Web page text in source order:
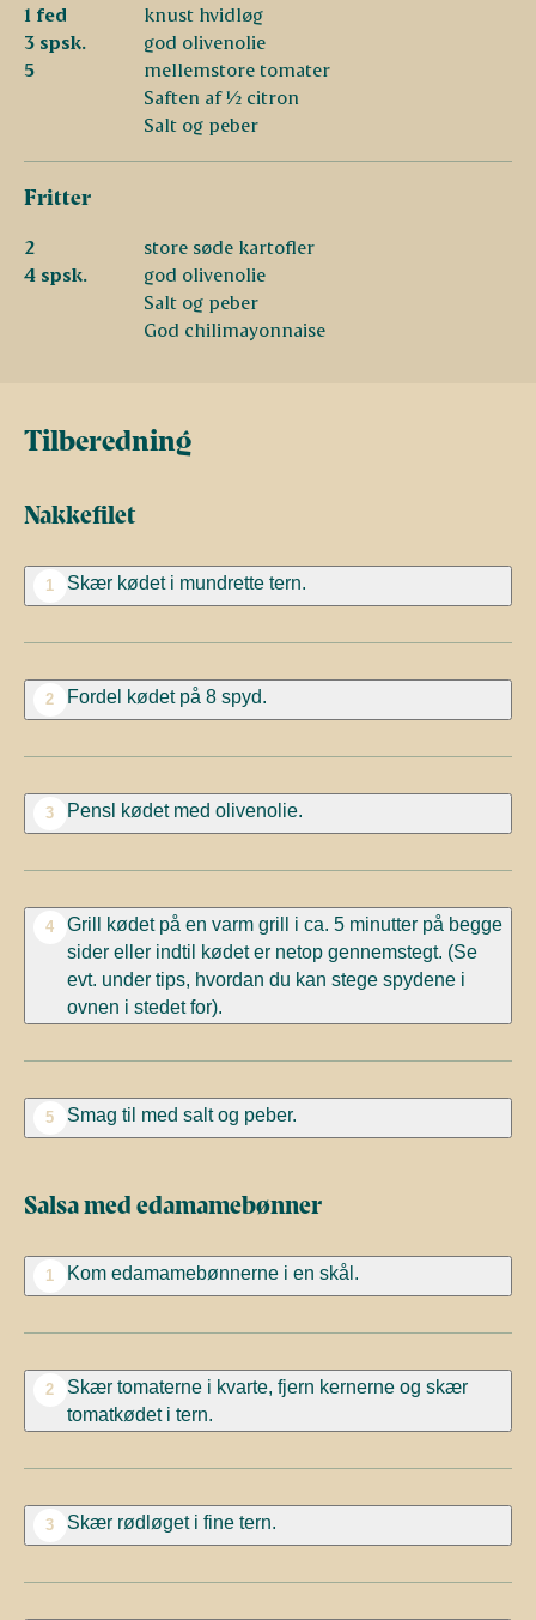
1 fed
knust hvidløg
3 spsk.
god olivenolie
5
mellemstore tomater
Saften af ½ citron
Salt og peber
Fritter
2
store søde kartofler
4 spsk.
god olivenolie
Salt og peber
God chilimayonnaise
Tilberedning
Nakkefilet
1 Skær kødet i mundrette tern.
2 Fordel kødet på 8 spyd.
3 Pensl kødet med olivenolie.
4
Grill kødet på en varm grill i ca. 5 minutter på begge
sider eller indtil kødet er netop gennemstegt. (Se
evt. under tips, hvordan du kan stege spydene i
ovnen i stedet for).
5 Smag til med salt og peber.
Salsa med edamamebønner
1 Kom edamamebønnerne i en skål.
2
Skær tomaterne i kvarte, fjern kernerne og skær
tomatkødet i tern.
3 Skær rødløget i fine tern.